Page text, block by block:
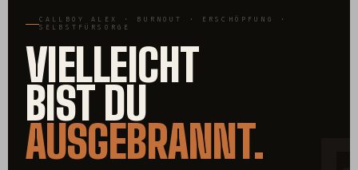
CALLBOY ALEX · BURNOUT · ERSCHÖPFUNG ·
SELBSTFÜRSORGE
VIELLEICHT
BIST DU
AUSGEBRANNT.